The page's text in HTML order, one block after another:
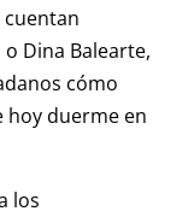
Dina Balearte,
cómo
hoy duerme en
los